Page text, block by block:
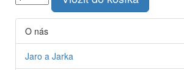
O nás
Jaro a Jarka